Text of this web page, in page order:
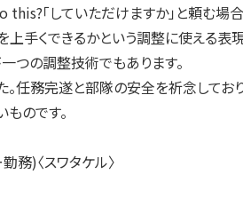
this?「していただけますか」と頼む
手くできるかという調整に使える表
つの調整技術でもあります。
任務完遂と部隊の安全を祈念してお
のです。
)〈スワタケル〉